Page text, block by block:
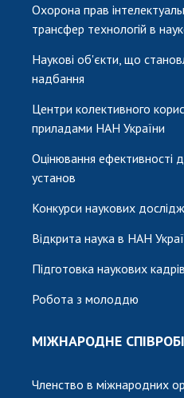
Охорона прав
трансфер технологій в
Наукові об'єкти, що
надбання
Центри колективного
приладами НАН України
Оцінювання ефективності
установ
Конкурси наукових
Відкрита наука в НАН
Підготовка наукових кадрів
Робота з молоддю
МІЖНАРОДНЕ
Членство в міжнародних